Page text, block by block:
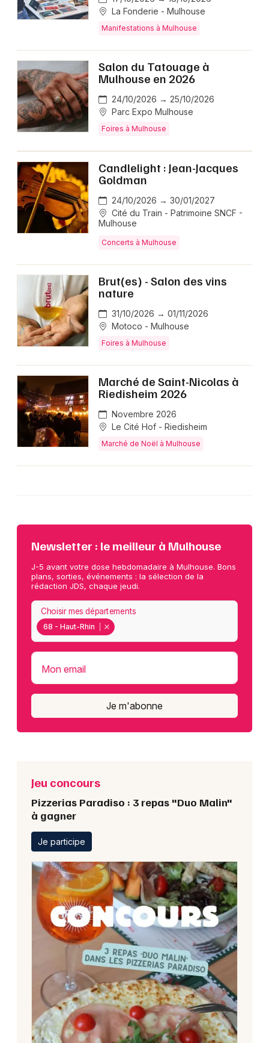
La Fonderie - Mulhouse
Manifestations à Mulhouse
Salon du Tatouage à
Mulhouse en 2026
24/10/2026 → 25/10/2026
Parc Expo Mulhouse
Foires à Mulhouse
Candlelight : Jean-Jacques
Goldman
24/10/2026 → 30/01/2027
Cité du Train - Patrimoine SNCF -
Mulhouse
Concerts à Mulhouse
Brut(es) - Salon des vins
nature
31/10/2026 → 01/11/2026
Motoco - Mulhouse
Foires à Mulhouse
Marché de Saint-Nicolas à
Riedisheim 2026
Novembre 2026
Le Cité Hof - Riedisheim
Marché de Noël à Mulhouse
Newsletter : le meilleur à Mulhouse
J-5 avant votre dose hebdomadaire à Mulhouse. Bons
plans, sorties, événements : la sélection de la
rédaction JDS, chaque jeudi.
68 - Haut-Rhin
Choisir mes départements
Mon email
Je m'abonne
Jeu concours
Pizzerias Paradiso : 3 repas "Duo Malin"
à gagner
Je participe